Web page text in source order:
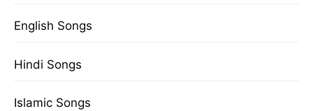
English Songs
Hindi Songs
Islamic Songs